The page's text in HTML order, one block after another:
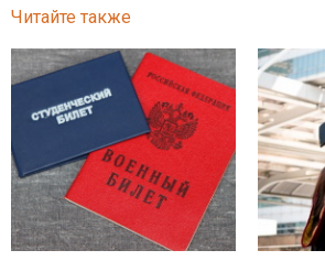
Читайте также